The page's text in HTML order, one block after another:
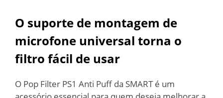
O suporte de montagem de
microfone universal torna o
filtro fácil de usar
O Pop Filter PS1 Anti Puff da SMART é um